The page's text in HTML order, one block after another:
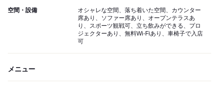
空間・設備
オシャレな空間、落ち着いた空間、カウンター
席あり、ソファー席あり、オープンテラスあ
り、スポーツ観戦可、立ち飲みができる、プロ
ジェクターあり、無料Wi-Fiあり、車椅子で入店
可
メニュー